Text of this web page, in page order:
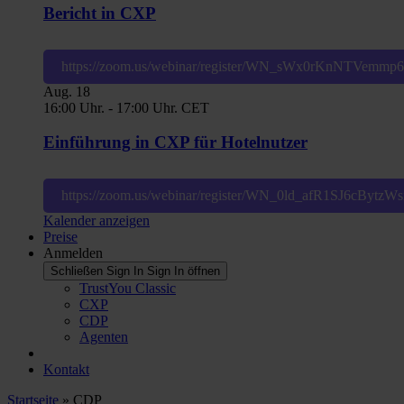
Bericht in CXP
https://zoom.us/webinar/register/
Aug. 18
16:00 Uhr. - 17:00 Uhr. CET
Einführung in CXP für Hotelnutzer
https://zoom.us/webinar/register/
Kalender anzeigen
Preise
Anmelden
Schließen Sign In Sign In öffnen
TrustYou Classic
CXP
CDP
Agenten
Kontakt
Startseite » CDP